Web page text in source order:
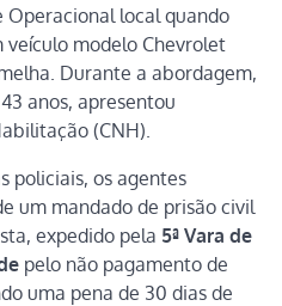
local quando
modelo Chevrolet
Durante a abordagem,
anos, apresentou
(CNH).
policiais, os agentes
um mandado de prisão civil
expedido pela 5ª Vara de
pelo não pagamento de
uma pena de 30 dias de